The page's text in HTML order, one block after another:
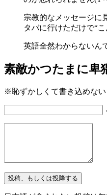
宗教的なメッセージに
タバに行けただけで“
英語全然わからないん
素敵かつたまに卑
※恥ずかしくて書き込めな